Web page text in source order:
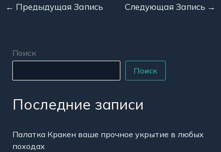
← Предыдущая Запись Следующая Запись →
Поиск
Поиск
Последние записи
Палатка Кракен ваше прочное укрытие в любых
походах